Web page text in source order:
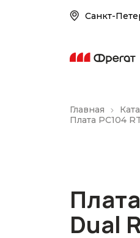
Главная
Плата PC104
Dual